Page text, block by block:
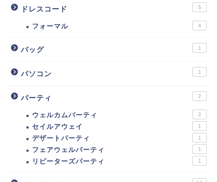
ドレスコード 5
フォーマル 4
バッグ 1
パソコン 1
パーティ 2
ウェルカムパーティ 2
セイルアウェイ 1
デザートパーティ 1
フェアウェルパーティ 1
リピーターズパーティ 1